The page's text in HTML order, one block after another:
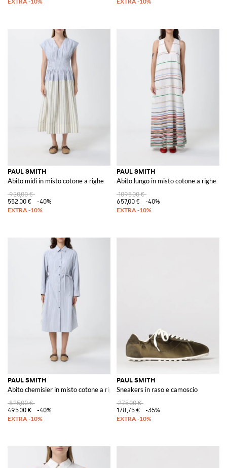
PAUL SMITH
Abito midi in misto cotone a righe
920,00 €
552,00 €
-40%
PAUL SMITH
Abito lungo in misto cotone a righe
1095,00 €
657,00 €
-40%
PAUL SMITH
Abito chemisier in misto cotone a righe
825,00 €
495,00 €
-40%
PAUL SMITH
Sneakers in raso e camoscio
275,00 €
178,75 €
-35%